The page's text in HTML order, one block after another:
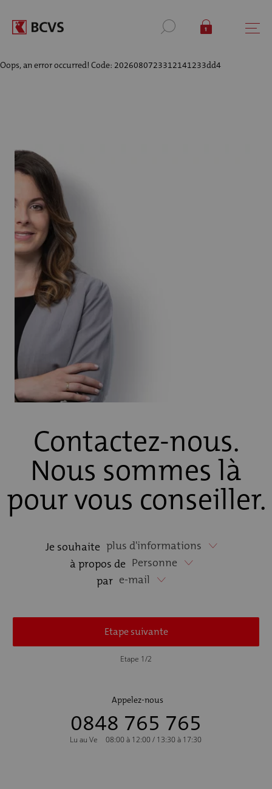
Oops, an error occurred! Code: 2026080723312141233dd4
Contactez-nous.
Nous sommes là
pour vous conseiller.
Je souhaite plus d'informations
à propos de Personne
par e-mail
Etape suivante
Etape 1/2
Appelez-nous
0848 765 765
Lu au Ve 08:00 à 12:00 / 13:30 à 17:30